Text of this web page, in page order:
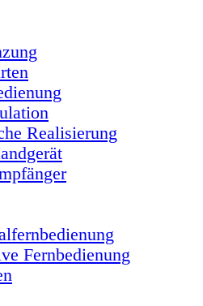
Realisierung
Fernbedienung